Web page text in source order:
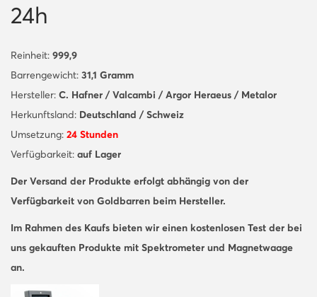
24h
Reinheit: 999,9
Barrengewicht: 31,1 Gramm
Hersteller: C. Hafner / Valcambi / Argor Heraeus / Metalor
Herkunftsland: Deutschland / Schweiz
Umsetzung: 24 Stunden
Verfügbarkeit: auf Lager
Der Versand der Produkte erfolgt abhängig von der
Verfügbarkeit von Goldbarren beim Hersteller.
Im Rahmen des Kaufs bieten wir einen kostenlosen Test der bei
uns gekauften Produkte mit Spektrometer und Magnetwaage
an.